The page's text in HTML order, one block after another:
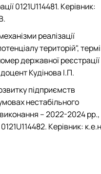
0121U114481. Керівник:
реалізації
територій",
державної реєстрації
Кудінова І.П.
підприємств
нестабільного
– 2022-2024 рр.,
Керівник: